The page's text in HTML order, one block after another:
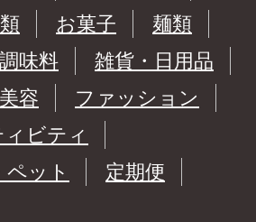
お菓子
麺類
調味料
雑貨・日用品
美容
ファッション
ビティ
ット
定期便